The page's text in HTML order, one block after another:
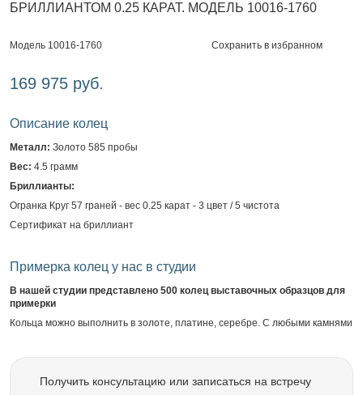
БРИЛЛИАНТОМ 0.25 КАРАТ. МОДЕЛЬ 10016-1760
Модель 10016-1760 Сохранить в избранном
169 975 руб.
Описание колец
Металл: Золото 585 пробы
Вес: 4.5 грамм
Бриллианты:
Огранка Круг 57 граней - вес 0.25 карат - 3 цвет / 5 чистота
Сертификат на бриллиант
Примерка колец у нас в студии
В нашей студии представлено 500 колец выставочных образцов для
примерки
Кольца можно выполнить в золоте, платине, серебре. С любыми камнями
Получить консультацию или записаться на встречу